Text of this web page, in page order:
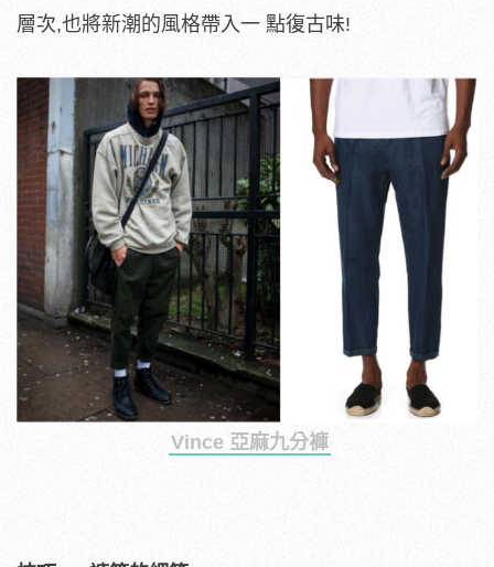
層次,也將新潮的風格帶入一 點復古味!
Vince 亞麻九分褲